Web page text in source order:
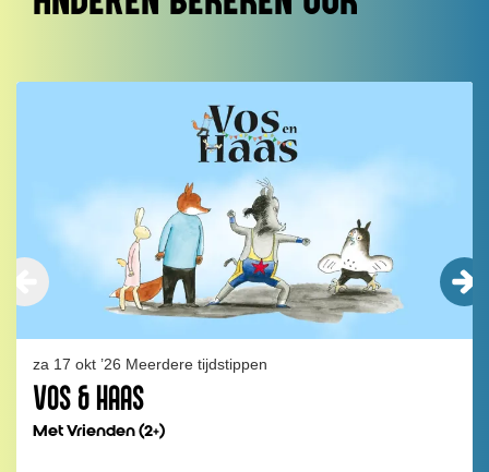
VOS & HAAS
Met Vrienden (2+)
za 17 okt ’26 Meerdere tijdstippen